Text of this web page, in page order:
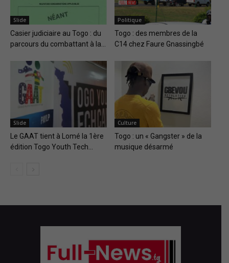
Slide
Casier judiciaire au Togo : du
parcours du combattant à la...
Politique
Togo : des membres de la
C14 chez Faure Gnassingbé
Slide
Le GAAT tient à Lomé la 1ère
édition Togo Youth Tech...
Culture
Togo : un « Gangster » de la
musique désarmé